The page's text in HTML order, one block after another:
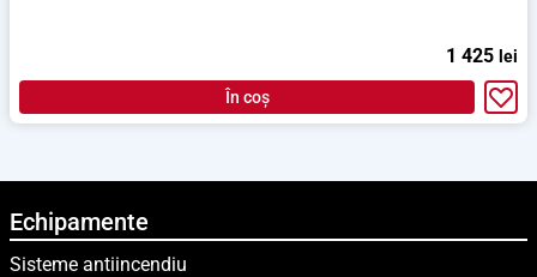
1 425 lei
În coș
Echipamente
Sisteme antiincendiu